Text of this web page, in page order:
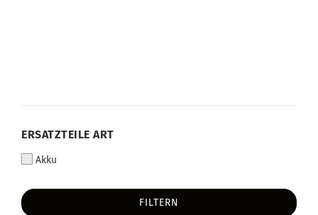
ERSATZTEILE ART
Akku
FILTERN